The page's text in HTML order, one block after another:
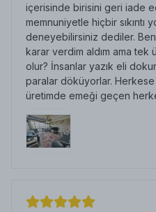
içerisinde birisini geri iade
memnuniyetle hiçbir sıkıntı
deneyebilirsiniz dediler.
karar verdim aldım ama tek
olur? İnsanlar yazık eli
paralar döküyorlar.
üretimde emeği geçen